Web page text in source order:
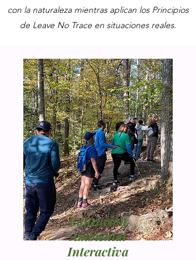
con la naturaleza mientras aplican los Principios
de Leave No Trace en situaciones reales.
Educación
Ambiental
Interactiva